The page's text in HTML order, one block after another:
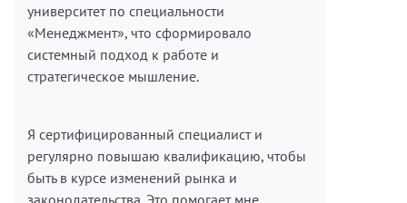
университет по специальности
«Менеджмент», что сформировало
системный подход к работе и
стратегическое мышление.
Я сертифицированный специалист и
регулярно повышаю квалификацию, чтобы
быть в курсе изменений рынка и
законодательства. Это помогает мне